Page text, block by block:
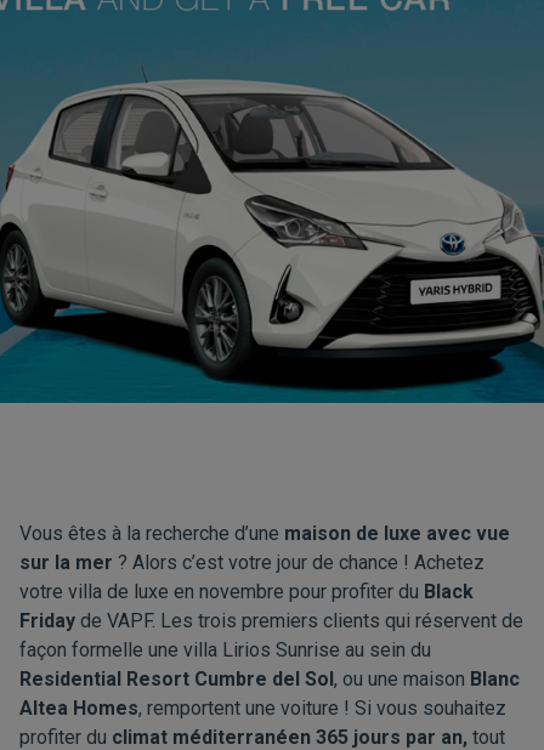
Vous êtes à la recherche d’une maison de luxe avec vue
sur la mer ? Alors c’est votre jour de chance ! Achetez
votre villa de luxe en novembre pour profiter du Black
Friday de VAPF. Les trois premiers clients qui réservent de
façon formelle une villa Lirios Sunrise au sein du
Residential Resort Cumbre del Sol, ou une maison Blanc
Altea Homes, remportent une voiture ! Si vous souhaitez
profiter du climat méditerranéen 365 jours par an, tout